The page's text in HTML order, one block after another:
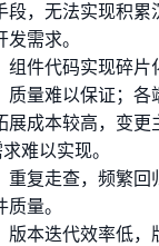
段，无法实现积累
需求。
组件代码实现碎
质量难以保证；各
展成本较高，变
难以实现。
重复走查，频繁回
量。
版本迭代效率低